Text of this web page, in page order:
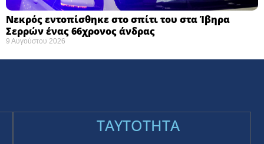
Νεκρός εντοπίσθηκε στο σπίτι του στα Ίβηρα
Σερρών ένας 66χρονος άνδρας
9 Αυγούστου 2026
TAYTOTHTA